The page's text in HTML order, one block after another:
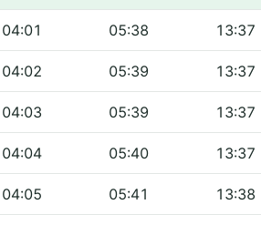
04:01 05:38 13:37
04:02 05:39 13:37
04:03 05:39 13:37
04:04 05:40 13:37
04:05 05:41 13:38